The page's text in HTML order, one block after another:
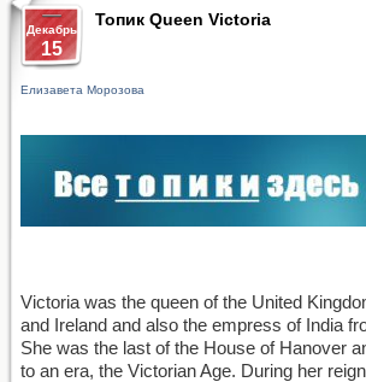
Декабрь
15
Топик Queen Victoria
Елизавета Морозова
Victoria was the queen of the United
and Ireland and also the empress of India
She was the last of the House of Hanover
to an era, the Victorian Age. During her